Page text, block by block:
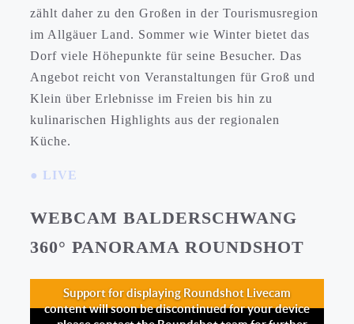
zählt daher zu den Großen in der Tourismusregion
im Allgäuer Land. Sommer wie Winter bietet das
Dorf viele Höhepunkte für seine Besucher. Das
Angebot reicht von Veranstaltungen für Groß und
Klein über Erlebnisse im Freien bis hin zu
kulinarischen Highlights aus der regionalen
Küche.
● LIVE
WEBCAM BALDERSCHWANG
360° PANORAMA ROUNDSHOT